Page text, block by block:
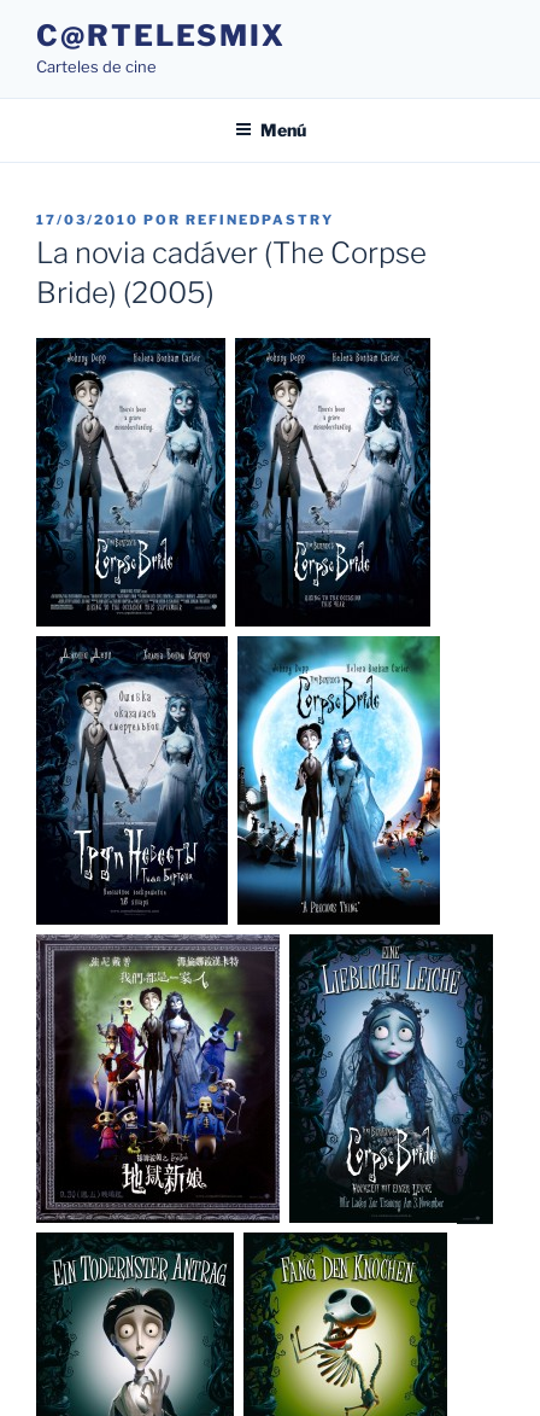
contenido
C@RTELESMIX
Carteles de cine
Menú
PUBLICADO
EL
17/03/2010 POR REFINEDPASTRY
La novia cadáver (The Corpse
Bride) (2005)